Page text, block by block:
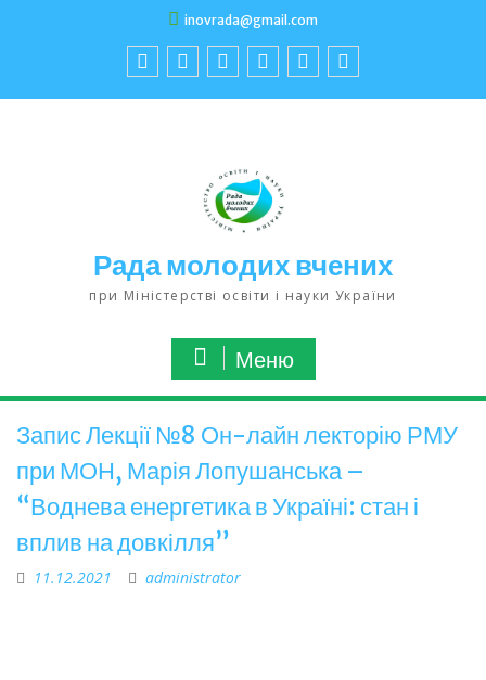
inovrada@gmail.com
Рада молодих вчених
при Міністерстві освіти і науки України
Меню
Запис Лекції №8 Он-лайн лекторію РМУ
при МОН, Марія Лопушанська –
“Воднева енергетика в Україні: стан і
вплив на довкілля”
11.12.2021 administrator